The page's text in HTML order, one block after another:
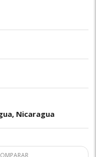
Nicaragua